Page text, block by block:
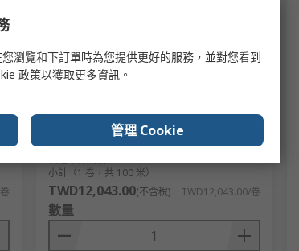
有庫存
Lapp OLFLEX CLASSIC 110 YY Control
Polyvinyl Chloride
RS庫存編號787-4097
製造零件編號1119107
小計（1 卷，共 100 米）
TWD12,043.00(不含稅) TWD12,043.00/卷
數量
瀏覽和下訂單時為您提供更好的服務，並對您看到
政策以獲取更多資訊。
管理 Cookie